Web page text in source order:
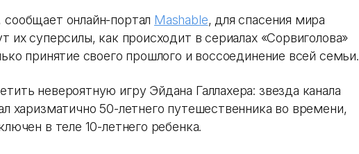
онлайн-портал Mashable, для спасения мира
их суперсилы, как происходит в сериалах «Сорвиголова»
принятие своего прошлого и воссоединение всей семьи.
невероятную игру Эйдана Галлахера: звезда канала
харизматично 50-летнего путешественника во времени,
в теле 10-летнего ребенка.